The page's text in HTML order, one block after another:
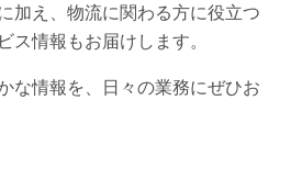
加え、物流に関わる方に役立つ
ス情報もお届けします。
な情報を、日々の業務にぜひお